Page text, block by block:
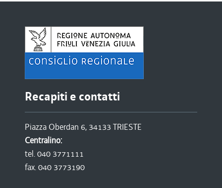
Recapiti e contatti
Piazza Oberdan 6, 34133 TRIESTE
Centralino:
tel. 040 3771111
fax. 040 3773190